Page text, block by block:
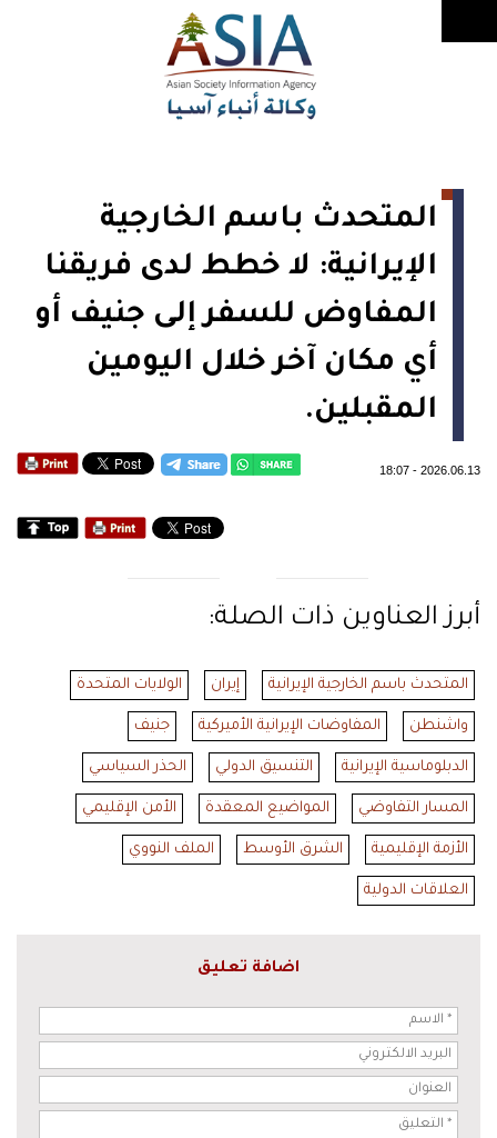
المتحدث باسم الخارجية
الإيرانية: لا خطط لدى فريقنا
المفاوض للسفر إلى جنيف أو
أي مكان آخر خلال اليومين
المقبلين.
2026.06.13
-
18:07
أبرز العناوين ذات الصلة:
المتحدث باسم الخارجية الإيرانية إيران الولايات المتحدة
واشنطن المفاوضات الإيرانية الأميركية جنيف
الدبلوماسية الإيرانية التنسيق الدولي الحذر السياسي
المسار التفاوضي المواضيع المعقدة الأمن الإقليمي
الأزمة الإقليمية الشرق الأوسط الملف النووي
العلاقات الدولية
اضافة تعليق